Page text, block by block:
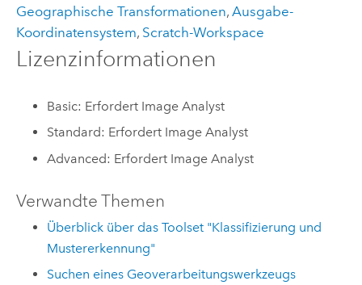
Geographische Transformationen, Ausgabe-
Koordinatensystem, Scratch-Workspace
Lizenzinformationen
Basic: Erfordert Image Analyst
Standard: Erfordert Image Analyst
Advanced: Erfordert Image Analyst
Verwandte Themen
Überblick über das Toolset "Klassifizierung und
Mustererkennung"
Suchen eines Geoverarbeitungswerkzeugs